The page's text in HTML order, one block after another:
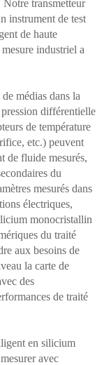
Notre transmetteur
instrument de test
de haute
industriel a
médias dans la
différentielle
de température
etc.) peuvent
de fluide mesurés,
du
mesurés dans
électriques,
monocristallin
du traité
aux besoins de
la carte de
des
de traité
en silicium
avec